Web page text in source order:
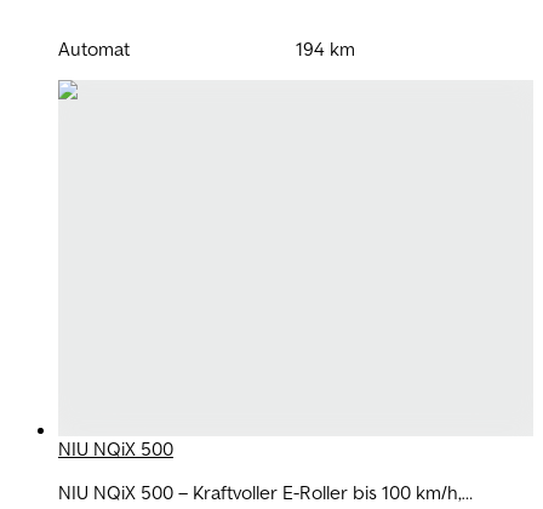
Automat 194 km
NIU NQiX 500
NIU NQiX 500 – Kraftvoller E-Roller bis 100 km/h,